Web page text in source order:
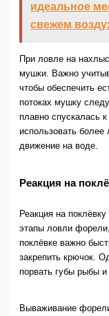
идеальное
свежем
При ловле на
мушки. Важно
чтобы обеспечить
потоках мушку
плавно спускалась
использовать более
движение на воде.
Реакция на
Реакция на
этапы ловли
поклёвке важно
закрепить крючок.
порвать губы рыбы
Вываживание